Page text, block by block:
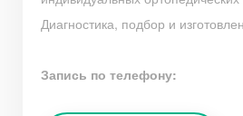
Диагностика, подбор и
Запись по телефону:
ПОДПИСАТЬСЯ